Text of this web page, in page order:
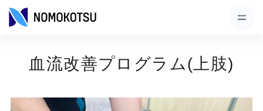
血流改善プログラム(上肢)